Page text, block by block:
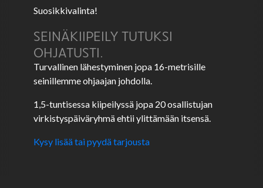
Suosikkivalinta!
SEINÄKIIPEILY TUTUKSI
OHJATUSTI.
Turvallinen lähestyminen jopa 16-metrisille
seinillemme ohjaajan johdolla.
1,5-tuntisessa kiipeilyssä jopa 20 osallistujan
virkistyspäiväryhmä ehtii ylittämään itsensä.
Kysy lisää tai pyydä tarjousta